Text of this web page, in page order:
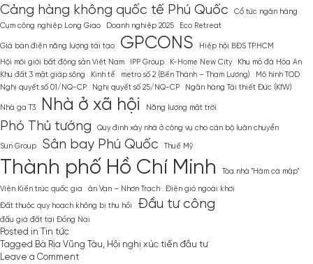
Cảng hàng không quốc tế Phú Quốc
Cổ tức ngân hàng
Cụm công nghiệp Long Giao
Doanh nghiệp 2025 Eco Retreat
Giá bán điện năng lượng tái tạo GPCONS Hiệp hội BĐS TP.HCM
Hội môi giới bất động sản Việt Nam IPP Group K-Home New City
Khu mỏ đá Hóa An
Khu đất 3 mặt giáp sông
Kinh tế metro số 2 (Bến Thành – Tham Lương)
Mô hình TOD
Nghị quyết số 01/NQ-CP
Nghị quyết số 25/NQ-CP Ngân hàng Tái thiết Đức (KfW)
Nhà ga T3 Nhà ở xã hội Năng lượng mặt trời
Phó Thủ tướng Quy định xây nhà ở công vụ cho cán bộ luân chuyển
Sun Group Sân bay Phú Quốc Thuế Mỹ
Thành phố Hồ Chí Minh Tòa nhà ''Hàm cá mập''
Viện Kiến trúc quốc gia ân Vạn – Nhơn Trạch Điện gió ngoài khơi
Đất thuộc quy hoạch không bị thu hồi Đầu tư công
đấu giá đất tại Đồng Nai
Posted in
Tin tức
Tagged Bà Rịa Vũng Tàu, Hội nghị xúc tiến đầu tư
Leave a Commenton